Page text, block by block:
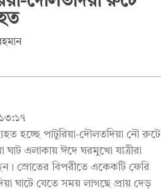
১৩:১৭
হচ্ছে পাটুরিয়া-দৌলতদিয়া নৌ রুটে
ঘাট এলাকায় ঈদে ঘরমুখো যাত্রীরা
। স্রোতের বিপরীতে একেকটি ফেরি
ঘাটে যেতে সময় লাগছে প্রায় দেড়